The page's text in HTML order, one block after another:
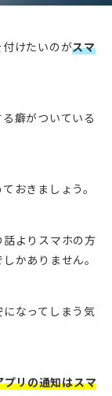
けたいのがスマ
癖がついている
おきましょう。
よりスマホの方
かありません。
なってしまう気
リの通知はスマ